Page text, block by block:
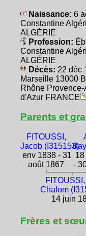
Naissance: 6
Constantine
ALGÉRIE
Profession:
Constantine
ALGÉRIE
Décès: 22 déc
Marseille 13000
Rhône
d'Azur FRANCE
Parents et
FITOUSSI,
Jacob (I315153)
env 1838 - 31
août 1867
-
Chalom
14 juin
Frères et